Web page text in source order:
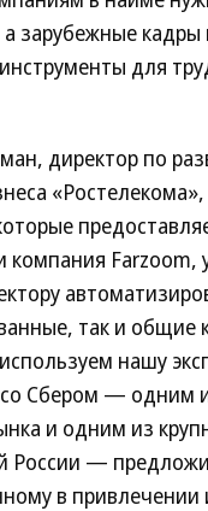
зарубежные кадры
для
директор по
компания Farzoom,
так и общие
нашу
со Сбером — одним
и одним из
России —
в